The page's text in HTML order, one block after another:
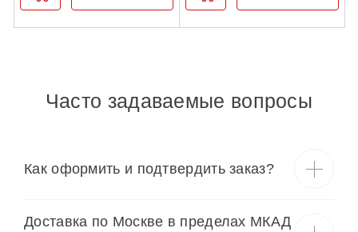
Часто задаваемые вопросы
Как оформить и подтвердить заказ?
Доставка по Москве в пределах МКАД